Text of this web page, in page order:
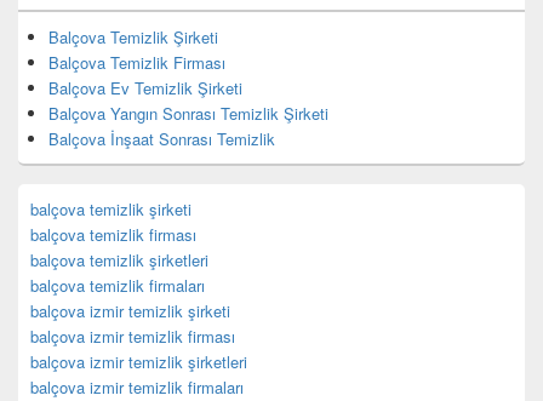
Balçova Temizlik Şirketi
Balçova Temizlik Firması
Balçova Ev Temizlik Şirketi
Balçova Yangın Sonrası Temizlik Şirketi
Balçova İnşaat Sonrası Temizlik
balçova temizlik şirketi
balçova temizlik firması
balçova temizlik şirketleri
balçova temizlik firmaları
balçova izmir temizlik şirketi
balçova izmir temizlik firması
balçova izmir temizlik şirketleri
balçova izmir temizlik firmaları